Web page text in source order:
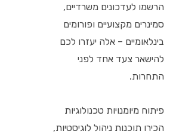
הרשמו לעדכונים משרדיים,
סמינרים מקצועיים ופורומים
בינלאומיים – אלה יעזרו לכם
להישאר צעד אחד לפני
התחרות.
פיתוח מיומנויות טכנולוגיות
הכירו תוכנות ניהול לוגיסטיות,